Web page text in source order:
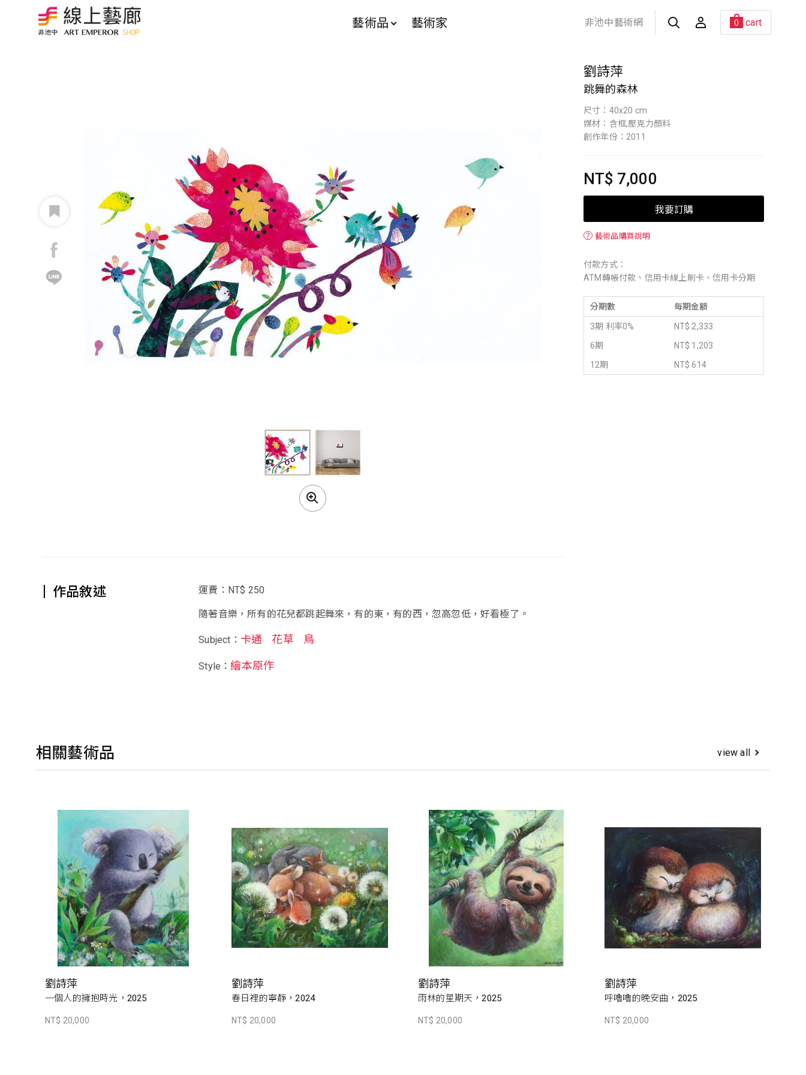
藝術品 藝術家 非池中藝術網 0 cart
劉詩萍
跳舞的森林
尺寸：40x20 cm
媒材：含框,壓克力顏料
創作年份：2011
NT$ 7,000
我要訂購
？ 藝術品購買說明
付款方式：
ATM轉帳付款、信用卡線上刷卡、信用卡分期
分期數 每期金額
3期 利率0%
NT$ 2,333
6期
NT$ 1,203
12期
NT$ 614
作品敘述 運費：NT$ 250
隨著音樂，所有的花兒都跳起舞來，有的東，有的西，忽高忽低，好看極了。
Subject： 卡通 花草 鳥
Style：繪本原作
相關藝術品 view all
劉詩萍
一個人的擁抱時光，2025
NT$ 20,000
劉詩萍
春日裡的寧靜，2024
NT$ 20,000
劉詩萍
雨林的星期天，2025
NT$ 20,000
劉詩萍
呼嚕嚕的晚安曲，2025
NT$ 20,000